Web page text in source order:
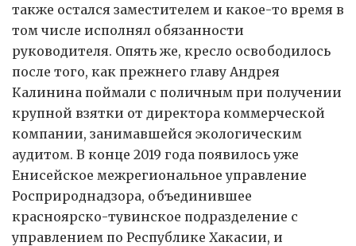
также остался заместителем и какое-то время в
том числе исполнял обязанности
руководителя. Опять же, кресло освободилось
после того, как прежнего главу Андрея
Калинина поймали с поличным при получении
крупной взятки от директора коммерческой
компании, занимавшейся экологическим
аудитом. В конце 2019 года появилось уже
Енисейское межрегиональное управление
Росприроднадзора, объединившее
красноярско-тувинское подразделение с
управлением по Республике Хакасии, и